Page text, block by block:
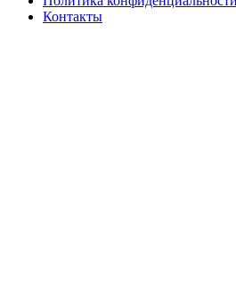
Контакты